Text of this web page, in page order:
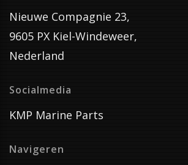
Nieuwe Compagnie 23,
9605 PX Kiel-Windeweer,
Nederland
Socialmedia
KMP Marine Parts
Navigeren